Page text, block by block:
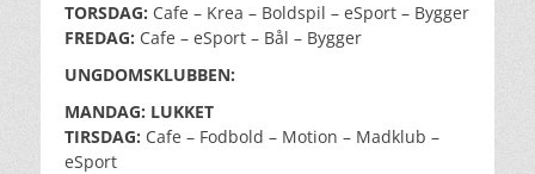
TORSDAG: Cafe – Krea – Boldspil – eSport – Bygger
FREDAG: Cafe – eSport – Bål – Bygger
UNGDOMSKLUBBEN:
MANDAG: LUKKET
TIRSDAG: Cafe – Fodbold – Motion – Madklub –
eSport